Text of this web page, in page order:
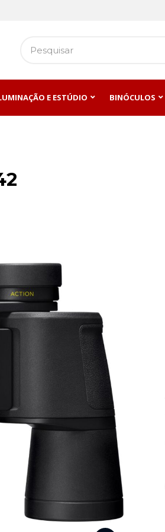
E ESTÚDIO BINÓCULOS